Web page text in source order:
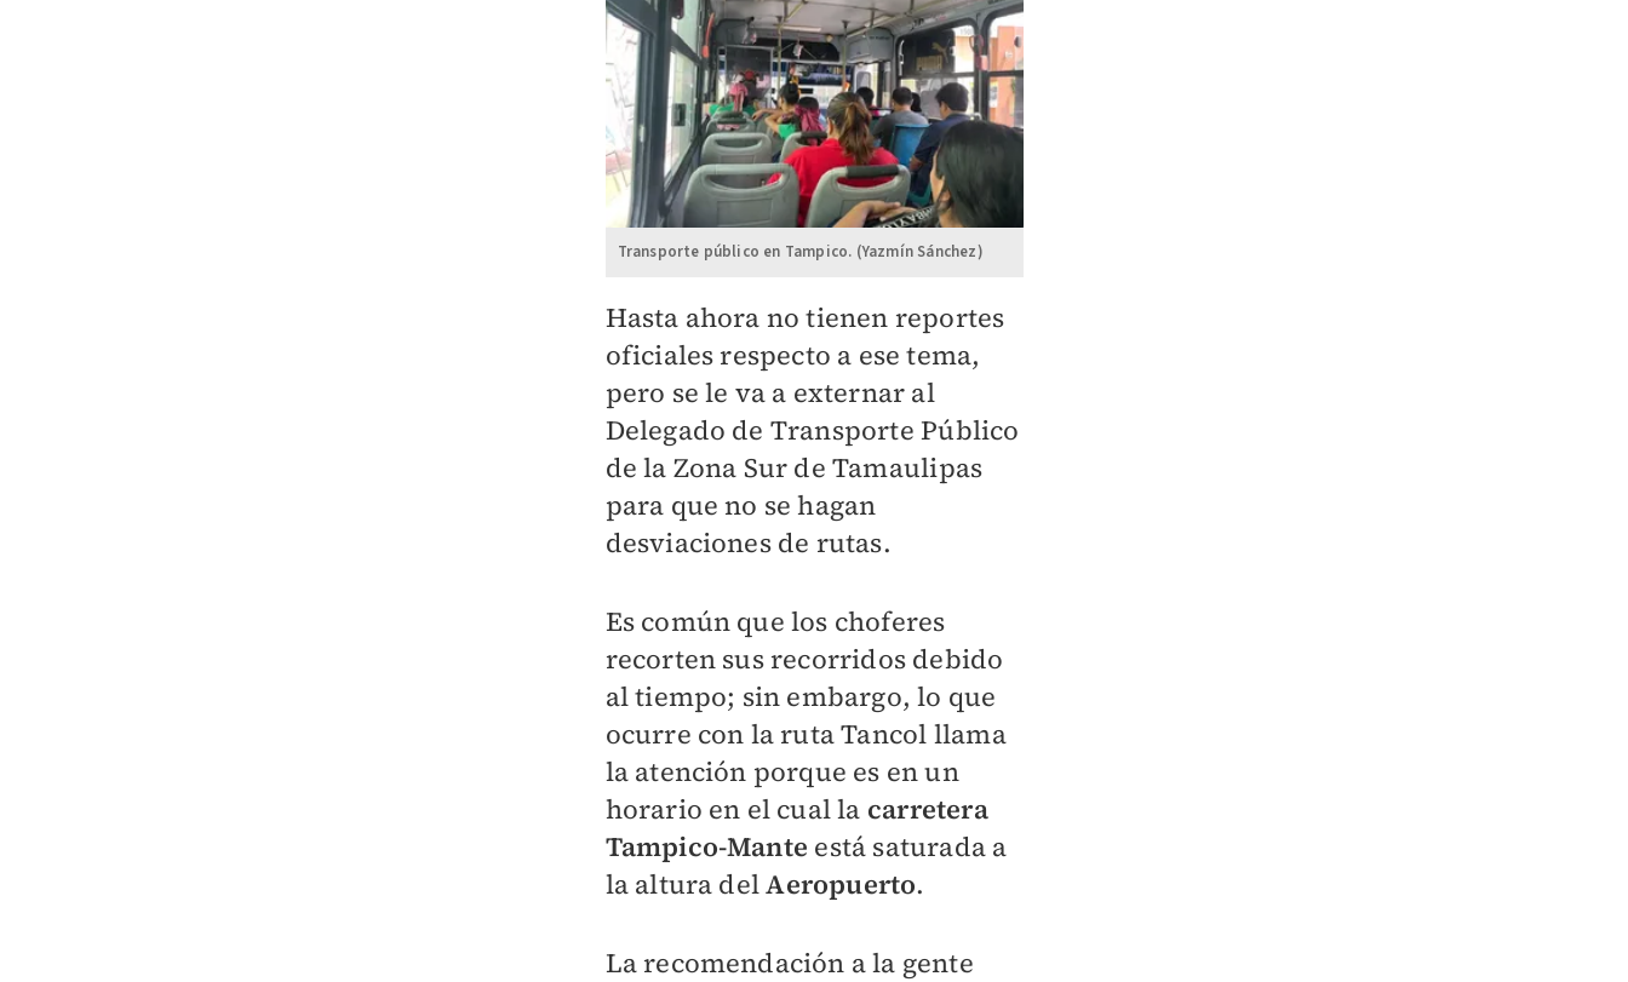
Transporte público en Tampico. (Yazmín Sánchez)
Hasta ahora no tienen reportes
oficiales respecto a ese tema,
pero se le va a externar al
Delegado de Transporte Público
de la Zona Sur de Tamaulipas
para que no se hagan
desviaciones de rutas.
Es común que los choferes
recorten sus recorridos debido
al tiempo; sin embargo, lo que
ocurre con la ruta Tancol llama
la atención porque es en un
horario en el cual la carretera
Tampico-Mante está saturada a
la altura delAeropuerto.
La recomendación a la gente